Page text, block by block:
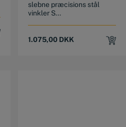
slebne præcisions stål
vinkler S...
1.075,00 DKK